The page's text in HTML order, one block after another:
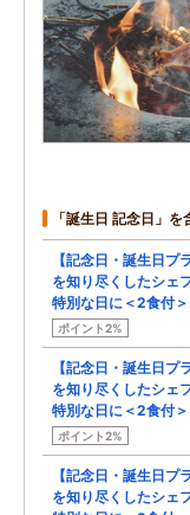
「誕生日 記念日」
【記念日・誕生日プ
を知り尽くしたシェ
特別な日に＜2食付＞
ポイント2%
【記念日・誕生日プ
を知り尽くしたシェ
特別な日に＜2食付＞
ポイント2%
【記念日・誕生日プ
を知り尽くしたシェ